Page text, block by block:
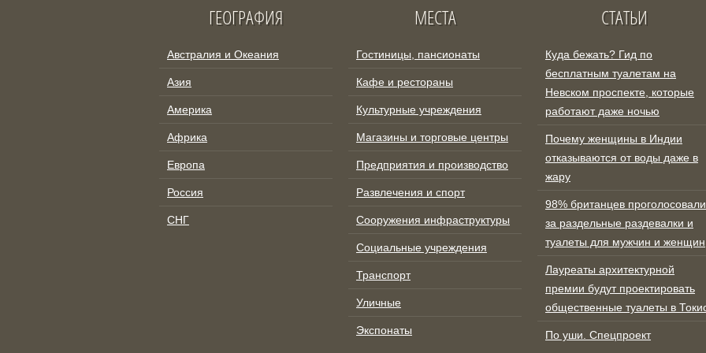
ГЕОГРАФИЯ
Австралия и Океания
Азия
Америка
Африка
Европа
Россия
СНГ
МЕСТА
Гостиницы, пансионаты
Кафе и рестораны
Культурные учреждения
Магазины и торговые центры
Предприятия и производство
Развлечения и спорт
Сооружения инфраструктуры
Социальные учреждения
Транспорт
Уличные
Экспонаты
СТАТЬИ
Куда бежать? Гид по
бесплатным туалетам на
Невском проспекте, которые
работают даже ночью
Почему женщины в Индии
отказываются от воды даже в
жару
98% британцев проголосовали
за раздельные раздевалки и
туалеты для мужчин и женщин
Лауреаты архитектурной
премии будут проектировать
общественные туалеты в
По уши. Спецпроект